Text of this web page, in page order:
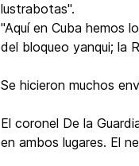
lustrabotas".
"Aquí en Cuba hemos
del bloqueo yanqui; la
Se hicieron muchos
El coronel De la
en ambos lugares. El